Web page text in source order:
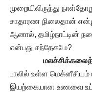
முறையிலிருந்து
சாதாரண நிலைதான்
ஆனால், தமிழ்நாட்டின்
என்பது சந்தேகமே?
மலச்சிக்கலைத்
பாலில் உள்ள
இயற்கையான உணவை